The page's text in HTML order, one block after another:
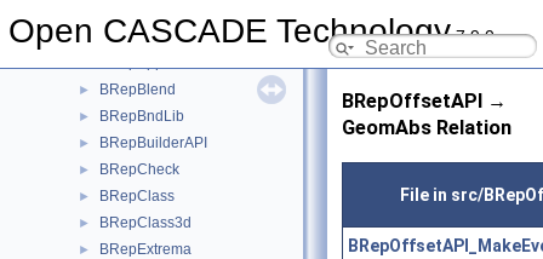
Open CASCADE Technology7.9.0
BRepAlgoAPI
► BRepBlend
► BRepBndLib
► BRepBuilderAPI
► BRepCheck
► BRepClass
► BRepClass3d
► BRepExtrema
BRepOffsetAPI →
GeomAbs Relation
File in src/